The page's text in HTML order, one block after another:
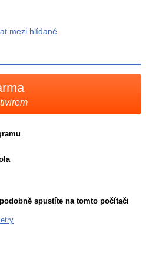
mezi hlídané
spustíte na tomto počítači